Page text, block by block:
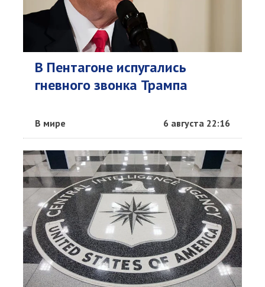
В Пентагоне испугались
гневного звонка Трампа
В мире 6 августа 22:16